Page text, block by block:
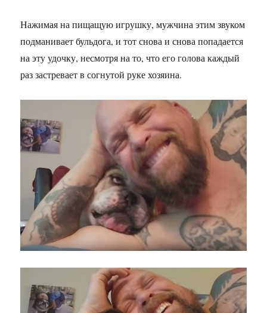
Нажимая на пищащую игрушку, мужчина этим звуком
подманивает бульдога, и тот снова и снова попадается
на эту удочку, несмотря на то, что его голова каждый
раз застревает в согнутой руке хозяина.